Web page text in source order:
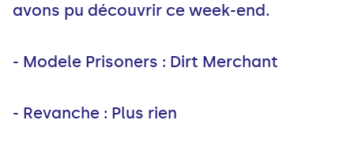
avons pu découvrir ce week-end.
- Modele Prisoners : Dirt Merchant
- Revanche : Plus rien